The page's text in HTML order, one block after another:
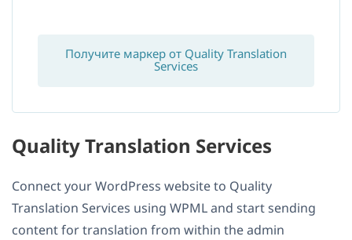
Получите маркер от Quality Translation
Services
Quality Translation Services
Connect your WordPress website to Quality
Translation Services using WPML and start sending
content for translation from within the admin